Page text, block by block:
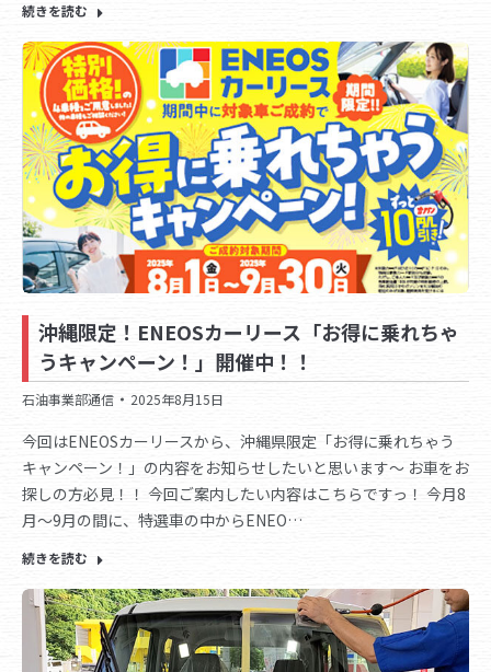
続きを読む
沖縄限定！ENEOSカーリース「お得に乗れちゃ
うキャンペーン！」開催中！！
石油事業部通信 2025年8月15日
今回はENEOSカーリースから、沖縄県限定「お得に乗れちゃう
キャンペーン！」の内容をお知らせしたいと思います～ お車をお
探しの方必見！！ 今回ご案内したい内容はこちらですっ！ 今月8
月～9月の間に、特選車の中からENEO…
続きを読む